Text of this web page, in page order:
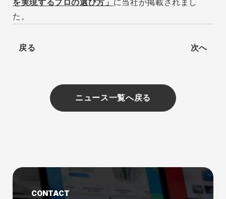
を実現するプロの選び方 」 に当社が掲載されまし
た。
戻る 次へ
ニュース一覧へ戻る
CONTACT